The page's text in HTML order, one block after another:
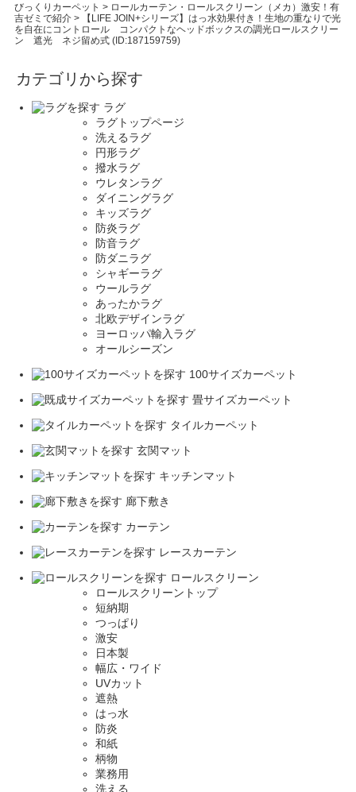
びっくりカーペット > ロールカーテン・ロールスクリーン（メカ）激安！有
吉ゼミで紹介>
【LIFE JOIN+シリーズ】はっ水効果付き！生地の重なりで光
を自在にコントロール コンパクトなヘッドボックスの調光ロールスクリー
ン 遮光 ネジ留め式 (ID:187159759)
カテゴリから探す
ラグ
ラグトップページ
洗えるラグ
円形ラグ
撥水ラグ
ウレタンラグ
ダイニングラグ
キッズラグ
防炎ラグ
防音ラグ
防ダニラグ
シャギーラグ
ウールラグ
あったかラグ
北欧デザインラグ
ヨーロッパ輸入ラグ
オールシーズン
100サイズカーペット
畳サイズカーペット
タイルカーペット
玄関マット
キッチンマット
廊下敷き
カーテン
レースカーテン
ロールスクリーン
ロールスクリーントップ
短納期
つっぱり
激安
日本製
幅広・ワイド
UVカット
遮熱
はっ水
防炎
和紙
柄物
業務用
洗える